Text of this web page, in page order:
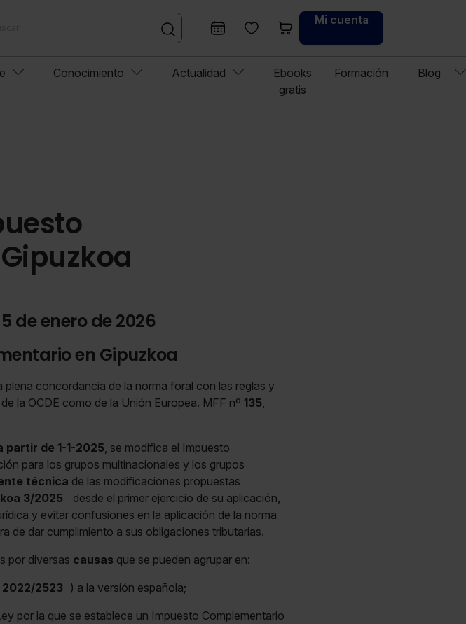
Mi cuenta
Conocimiento Actualidad
Ebooks
gratis
Formación Blog
de enero de 2026
en Gipuzkoa
concordancia de la norma foral con las reglas y
la OCDE como de la Unión Europea. MFF nº 135,
de 1-1-2025, se modifica el Impuesto
para los grupos multinacionales y los grupos
técnica de las modificaciones propuestas
3/2025
desde el primer ejercicio de su aplicación,
y evitar confusiones en la aplicación de la norma
de dar cumplimiento a sus obligaciones tributarias.
por diversas causas que se pueden agrupar en:
2022/2523
) a la versión española;
por la que se establece un Impuesto Complementario